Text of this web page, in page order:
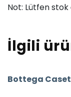
Not: Lütfen stok
İlgili
Bottega